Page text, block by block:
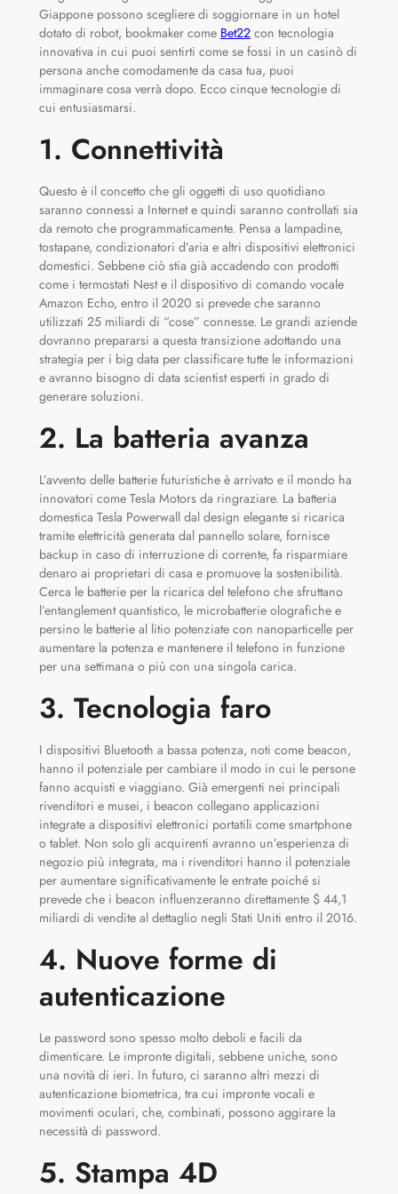
Giappone possono scegliere di soggiornare in un hotel
dotato di robot, bookmaker come Bet22con tecnologia
innovativa in cui puoi sentirti come se fossi in un casinò di
persona anche comodamente da casa tua, puoi
immaginare cosa verrà dopo. Ecco cinque tecnologie di
cui entusiasmarsi.
1. Connettività
Questo è il concetto che gli oggetti di uso quotidiano
saranno connessi a Internet e quindi saranno controllati sia
da remoto che programmaticamente. Pensa a lampadine,
tostapane, condizionatori d’aria e altri dispositivi elettronici
domestici. Sebbene ciò stia già accadendo con prodotti
come i termostati Nest e il dispositivo di comando vocale
Amazon Echo, entro il 2020 si prevede che saranno
utilizzati 25 miliardi di “cose” connesse. Le grandi aziende
dovranno prepararsi a questa transizione adottando una
strategia per i big data per classificare tutte le informazioni
e avranno bisogno di data scientist esperti in grado di
generare soluzioni.
2. La batteria avanza
L’avvento delle batterie futuristiche è arrivato e il mondo ha
innovatori come Tesla Motors da ringraziare. La batteria
domestica Tesla Powerwall dal design elegante si ricarica
tramite elettricità generata dal pannello solare, fornisce
backup in caso di interruzione di corrente, fa risparmiare
denaro ai proprietari di casa e promuove la sostenibilità.
Cerca le batterie per la ricarica del telefono che sfruttano
l’entanglement quantistico, le microbatterie olografiche e
persino le batterie al litio potenziate con nanoparticelle per
aumentare la potenza e mantenere il telefono in funzione
per una settimana o più con una singola carica.
3. Tecnologia faro
I dispositivi Bluetooth a bassa potenza, noti come beacon,
hanno il potenziale per cambiare il modo in cui le persone
fanno acquisti e viaggiano. Già emergenti nei principali
rivenditori e musei, i beacon collegano applicazioni
integrate a dispositivi elettronici portatili come smartphone
o tablet. Non solo gli acquirenti avranno un’esperienza di
negozio più integrata, ma i rivenditori hanno il potenziale
per aumentare significativamente le entrate poiché si
prevede che i beacon influenzeranno direttamente $ 44,1
miliardi di vendite al dettaglio negli Stati Uniti entro il 2016.
4. Nuove forme di
autenticazione
Le password sono spesso molto deboli e facili da
dimenticare. Le impronte digitali, sebbene uniche, sono
una novità di ieri. In futuro, ci saranno altri mezzi di
autenticazione biometrica, tra cui impronte vocali e
movimenti oculari, che, combinati, possono aggirare la
necessità di password.
5. Stampa 4D